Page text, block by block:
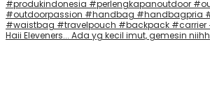
Haii Eleveners... Ada yg kecil imut, gemesin niihh